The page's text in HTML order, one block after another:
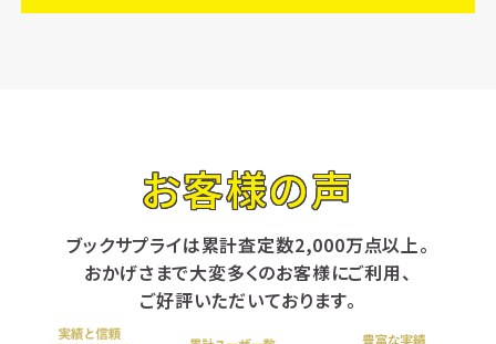
お客様の声
ブックサプライは累計査定数2,000万点以上。
おかげさまで大変多くのお客様にご利用、
ご好評いただいております。